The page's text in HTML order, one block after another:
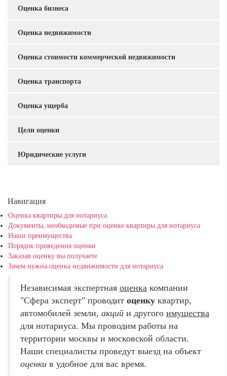
Оценка бизнеса
Оценка недвижимости
Оценка стоимости коммерческой недвижимости
Оценка транспорта
Оценка ущерба
Цели оценки
Юридические услуги
Навигация
Оценка квартиры для нотариуса
Документы, необходимые при оценке квартиры для нотариуса
Наши преимущества
Порядок проведения оценки
Заказав оценку вы получаете
Зачем нужна оценка недвижимости для нотариуса
Независимая экспертная оценка компании
"Cфера эксперт" проводит оценку квартир,
автомобилей земли, акций и другого имущества
для нотариуса. Мы проводим работы на
территории москвы и московской области.
Наши специалисты проведут выезд на объект
оценки в удобное для вас время.